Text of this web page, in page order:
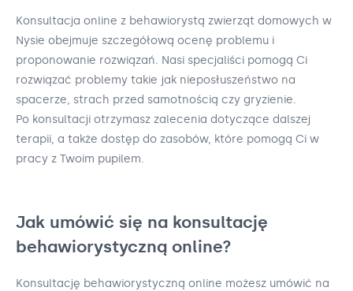
Konsultacja online z behawiorystą zwierząt domowych w
Nysie obejmuje szczegółową ocenę problemu i
proponowanie rozwiązań. Nasi specjaliści pomogą Ci
rozwiązać problemy takie jak nieposłuszeństwo na
spacerze, strach przed samotnością czy gryzienie.
Po konsultacji otrzymasz zalecenia dotyczące dalszej
terapii, a także dostęp do zasobów, które pomogą Ci w
pracy z Twoim pupilem.
Jak umówić się na konsultację
behawiorystyczną online?
Konsultację behawiorystyczną online możesz umówić na